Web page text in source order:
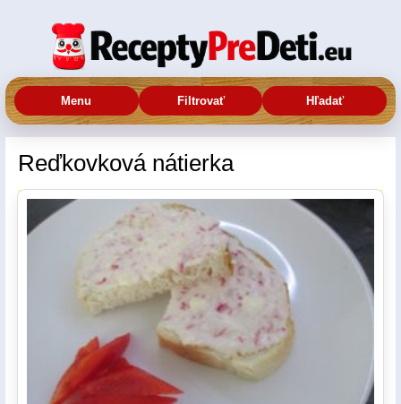
Menu Filtrovať Hľadať
Reďkovková nátierka